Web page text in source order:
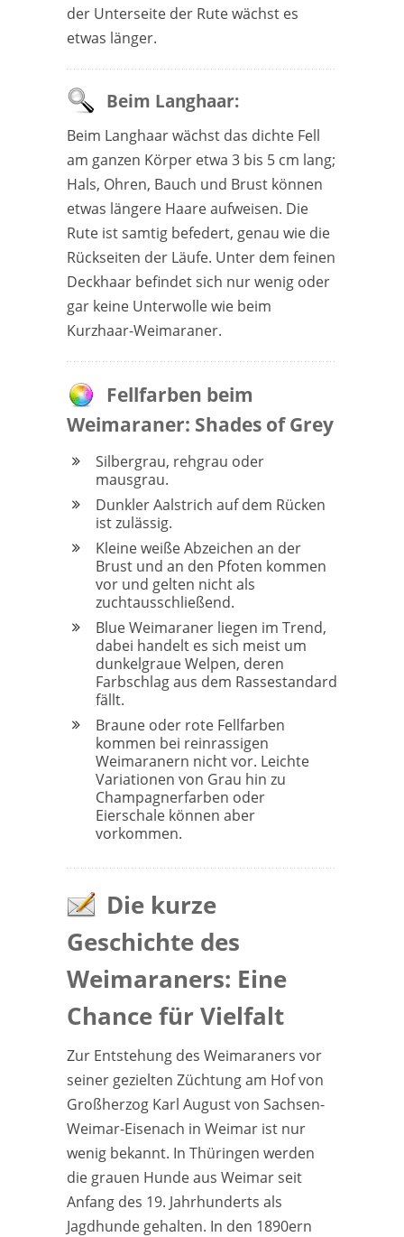
der Unterseite der Rute wächst es
etwas länger.
Beim Langhaar:
Beim Langhaar wächst das dichte Fell
am ganzen Körper etwa 3 bis 5 cm lang;
Hals, Ohren, Bauch und Brust können
etwas längere Haare aufweisen. Die
Rute ist samtig befedert, genau wie die
Rückseiten der Läufe. Unter dem feinen
Deckhaar befindet sich nur wenig oder
gar keine Unterwolle wie beim
Kurzhaar-Weimaraner.
Fellfarben beim
Weimaraner: Shades of Grey
Silbergrau, rehgrau oder
mausgrau.
Dunkler Aalstrich auf dem Rücken
ist zulässig.
Kleine weiße Abzeichen an der
Brust und an den Pfoten kommen
vor und gelten nicht als
zuchtausschließend.
Blue Weimaraner liegen im Trend,
dabei handelt es sich meist um
dunkelgraue Welpen, deren
Farbschlag aus dem Rassestandard
fällt.
Braune oder rote Fellfarben
kommen bei reinrassigen
Weimaranern nicht vor. Leichte
Variationen von Grau hin zu
Champagnerfarben oder
Eierschale können aber
vorkommen.
Die kurze
Geschichte des
Weimaraners: Eine
Chance für Vielfalt
Zur Entstehung des Weimaraners vor
seiner gezielten Züchtung am Hof von
Großherzog Karl August von Sachsen-
Weimar-Eisenach in Weimar ist nur
wenig bekannt. In Thüringen werden
die grauen Hunde aus Weimar seit
Anfang des 19. Jahrhunderts als
Jagdhunde gehalten. In den 1890ern